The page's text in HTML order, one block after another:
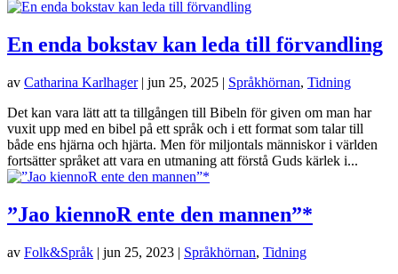
En enda bokstav kan leda till förvandling
av Catharina Karlhager| jun 25, 2025 | Språkhörnan, Tidning
Det kan vara lätt att ta tillgången till Bibeln för given om man har
vuxit upp med en bibel på ett språk och i ett format som talar till
både ens hjärna och hjärta. Men för miljontals människor i världen
fortsätter språket att vara en utmaning att förstå Guds kärlek i...
”Jao kiennoR ente den mannen”*
av Folk&Språk | jun 25, 2023 | Språkhörnan, Tidning